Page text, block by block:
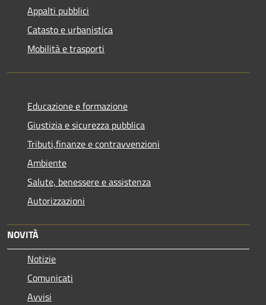
Appalti pubblici
Catasto e urbanistica
Mobilità e trasporti
Educazione e formazione
Giustizia e sicurezza pubblica
Tributi,finanze e contravvenzioni
Ambiente
Salute, benessere e assistenza
Autorizzazioni
NOVITÀ
Notizie
Comunicati
Avvisi